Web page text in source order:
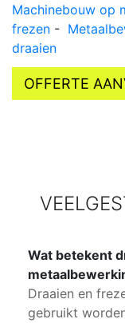
Machinebouw op
frezen -
draaien
OFFERTE
Wat betekent
Draaien en
gebruikt